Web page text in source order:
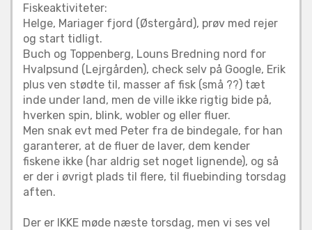
Fiskeaktiviteter:
Helge, Mariager fjord (Østergård), prøv med rejer
og start tidligt.
Buch og Toppenberg, Louns Bredning nord for
Hvalpsund (Lejrgården), check selv på Google, Erik
plus ven stødte til, masser af fisk (små ??) tæt
inde under land, men de ville ikke rigtig bide på,
hverken spin, blink, wobler og eller fluer.
Men snak evt med Peter fra de bindegale, for han
garanterer, at de fluer de laver, dem kender
fiskene ikke (har aldrig set noget lignende), og så
er der i øvrigt plads til flere, til fluebinding torsdag
aften.
Der er IKKE møde næste torsdag, men vi ses vel